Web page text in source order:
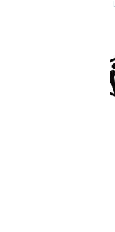
Télécharger la brochure